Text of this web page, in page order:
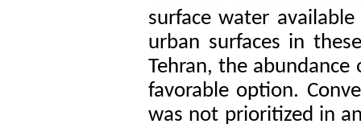
surface water
urban surfaces in
Tehran, the
favorable option.
was not prioritized in